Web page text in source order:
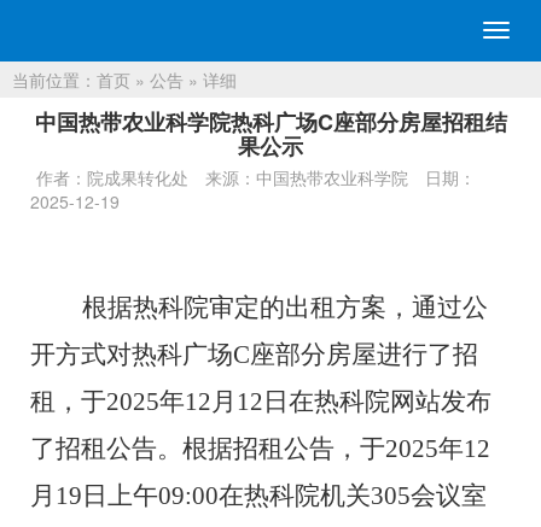
切
换
航
当前位置： 首页 » 公告 » 详细
中国热带农业科学院热科广场C座部分房屋招租结
果公示
作者：院成果转化处 来源：中国热带农业科学院
日期：
2025-12-19
根据热科院审定的出租方案， 通过公
开方式对热科广场C座部分房屋进行了招
租 ，于2025年12月 12 日在热科院网站发布
了招租公告。 根据招租公告，于2025年12
月 19 日上午09:00在热科院机关305会议室